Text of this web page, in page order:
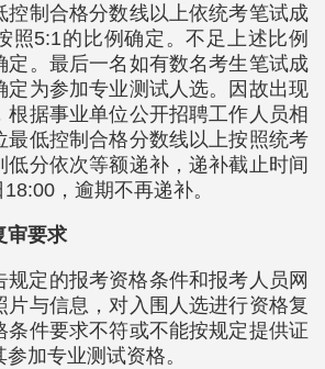
控制合格分数线以上依统考笔试成
照5:1的比例确定。不足上述比例
定。最后一名如有数名考生笔试成
定为参加专业测试人选。因故出现
根据事业单位公开招聘工作人员相
最低控制合格分数线以上按照统考
低分依次等额递补，递补截止时间
，逾期不再递补。
审要求
规定的报考资格条件和报考人员网
片与信息，对入围人选进行资格复
条件要求不符或不能按规定提供证
加专业测试资格。